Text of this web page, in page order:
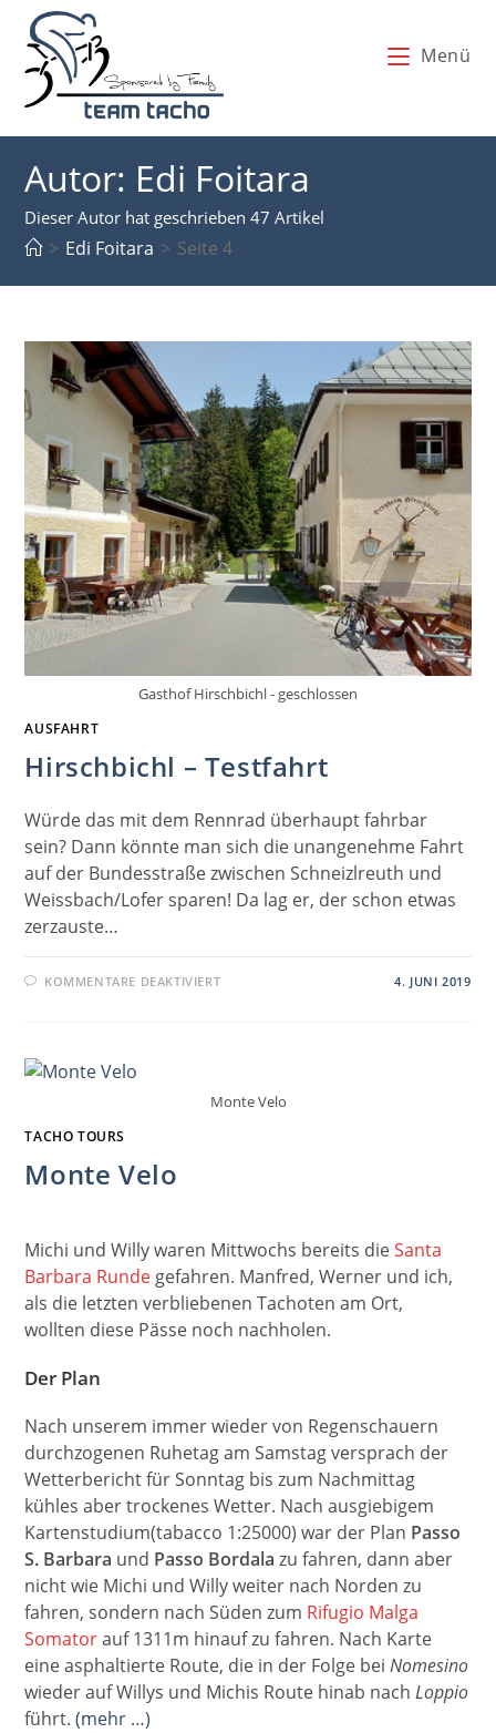
Inhalt
springen
Menü
Autor: Edi Foitara
Dieser Autor hat geschrieben 47 Artikel
> Edi Foitara > Seite 4
Gasthof Hirschbichl - geschlossen
AUSFAHRT
Hirschbichl – Testfahrt
Würde das mit dem Rennrad überhaupt fahrbar
sein? Dann könnte man sich die unangenehme Fahrt
auf der Bundesstraße zwischen Schneizlreuth und
Weissbach/Lofer sparen! Da lag er, der schon etwas
zerzauste…
KOMMENTARE DEAKTIVIERTFÜR 4. JUNI 2019
Monte Velo
TACHO TOURS
Monte Velo
Michi und Willy waren Mittwochs bereits dieSanta
Barbara Runde gefahren. Manfred, Werner und ich,
als die letzten verbliebenen Tachoten am Ort,
wollten diese Pässe noch nachholen.
Der Plan
Nach unserem immer wieder von Regenschauern
durchzogenen Ruhetag am Samstag versprach der
Wetterbericht für Sonntag bis zum Nachmittag
kühles aber trockenes Wetter. Nach ausgiebigem
Kartenstudium(tabacco 1:25000) war der Plan Passo
S. Barbara und Passo Bordala zu fahren, dann aber
nicht wie Michi und Willy weiter nach Norden zu
fahren, sondern nach Süden zum Rifugio Malga
Somatorauf 1311m hinauf zu fahren. Nach Karte
eine asphaltierte Route, die in der Folge beiNomesino
wieder auf Willys und Michis Route hinab nachLoppio
führt.(mehr …)